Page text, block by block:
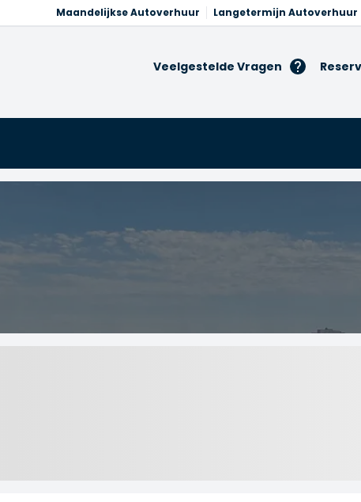
Maandelijkse Autoverhuur Langetermijn Autoverhuur
Veelgestelde Vragen